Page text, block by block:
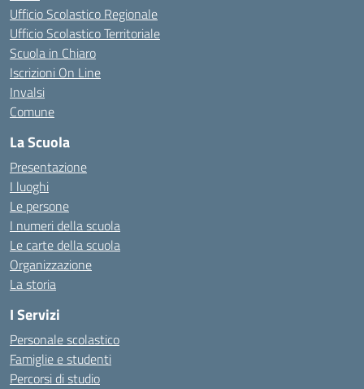
Ufficio Scolastico Regionale
Ufficio Scolastico Territoriale
Scuola in Chiaro
Iscrizioni On Line
Invalsi
Comune
La Scuola
Presentazione
I luoghi
Le persone
I numeri della scuola
Le carte della scuola
Organizzazione
La storia
I Servizi
Personale scolastico
Famiglie e studenti
Percorsi di studio